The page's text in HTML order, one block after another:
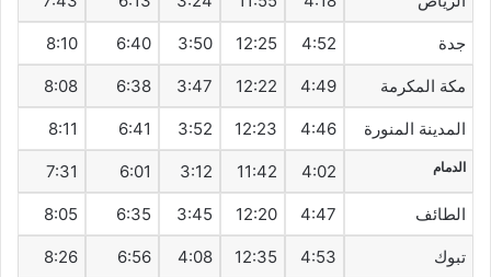
جدة 4:52
12:25
3:50
6:40
8:10
مكة المكرمة 4:49
12:22
3:47
6:38
8:08
المدينة المنورة 4:46
12:23
3:52
6:41
8:11
الدمام 4:02
11:42
3:12
6:01
7:31
الطائف 4:47
12:20
3:45
6:35
8:05
تبوك 4:53
12:35
4:08
6:56
8:26